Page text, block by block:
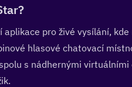
pro živé vysílání,
hlasové chatovací
s nádhernými